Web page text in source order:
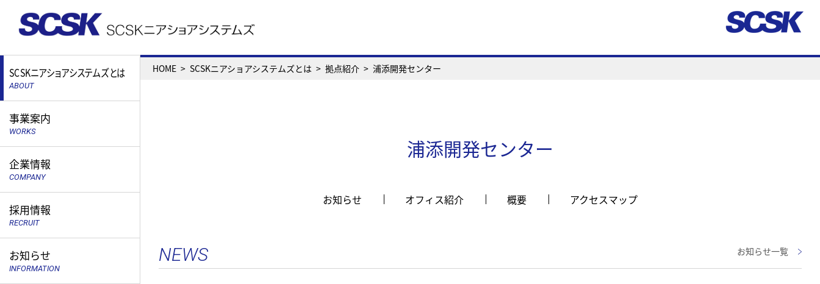
SCSKニアショアシステムズとは
ABOUT
事業案内
WORKS
企業情報
COMPANY
採用情報
RECRUIT
お知らせ
INFORMATION
HOME SCSKニアショアシステムズとは 拠点紹介 浦添開発センター
浦添開発センター
お知らせ オフィス紹介 概要 アクセスマップ
NEWS お知らせ一覧